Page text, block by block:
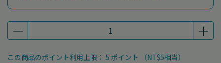
この商品のポイント利用上限： 5 ポイント （NT$5相当）